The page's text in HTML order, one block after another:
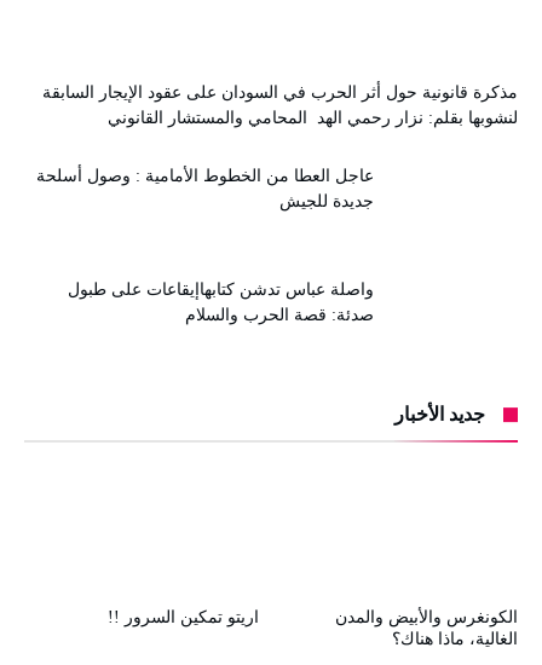
مذكرة قانونية حول أثر الحرب في السودان على عقود الإيجار السابقة
لنشوبها بقلم: نزار رحمي الهد المحامي والمستشار القانوني
عاجل العطا من الخطوط الأمامية : وصول أسلحة
جديدة للجيش
واصلة عباس تدشن كتابهاإيقاعات على طبول
صدئة: قصة الحرب والسلام
جديد الأخبار
اريتو تمكين السرور !!
الكونغرس والأبيض والمدن
الغالية، ماذا هناك؟